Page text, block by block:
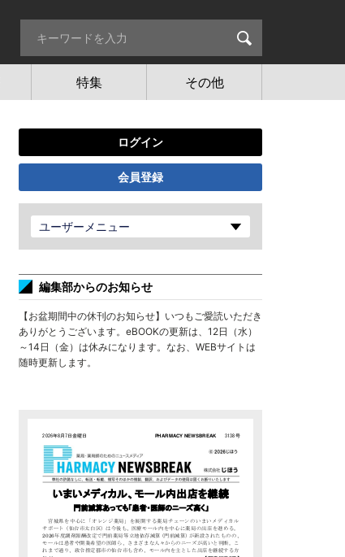
特集 その他
ログイン
会員登録
ユーザーメニュー
編集部からのお知らせ
【お盆期間中の休刊のお知らせ】いつもご愛読いただき
ありがとうございます。eBOOKの更新は、12日（水）
～14日（金）は休みになります。なお、WEBサイトは
随時更新します。